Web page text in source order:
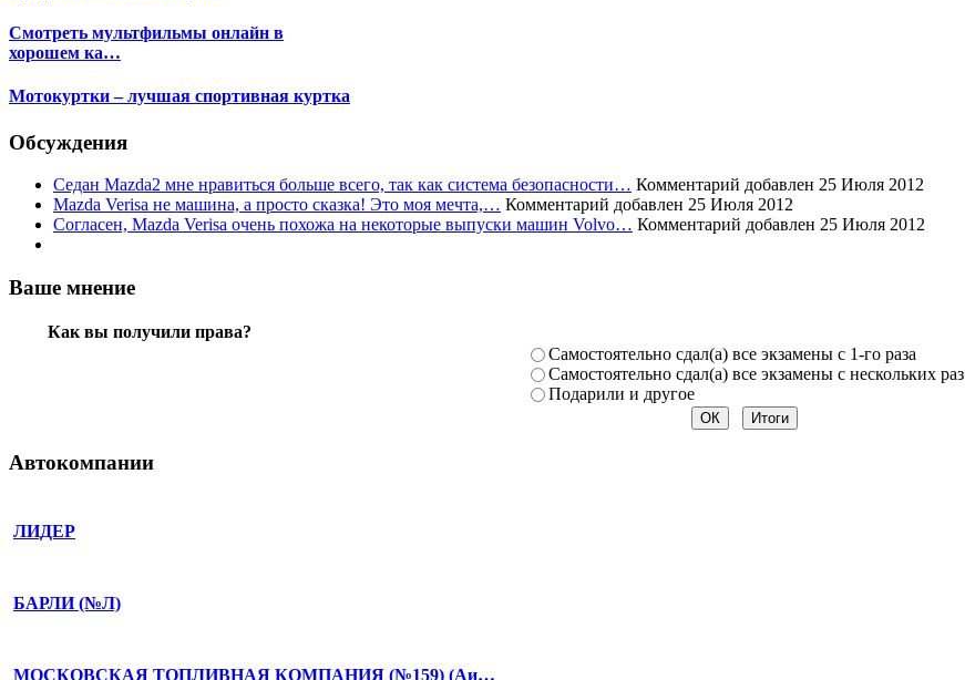
Смотреть мультфильмы онлайн в
хорошем ка…
Мотокуртки – лучшая спортивная куртка
Обсуждения
Седан Mazda2 мне нравиться больше всего, так как система безопасности… Комментарий добавлен 25 Июля 2012
Mazda Verisa не машина, а просто сказка! Это моя мечта,… Комментарий добавлен 25 Июля 2012
Согласен, Mazda Verisa очень похожа на некоторые выпуски машин Volvo… Комментарий добавлен 25 Июля 2012
Ваше мнение
Как вы получили права?
Самостоя­тельно сдал(а) все экзамены­ с 1-го раза
Самостоя­тельно сдал(а) все экзамены­ с нескольк­их раз
Подарили­ и другое
Автокомпании
ЛИДЕР
БАРЛИ (№Л)
МОСКОВСКАЯ ТОПЛИВНАЯ КОМПАНИЯ (№159) (Аи…